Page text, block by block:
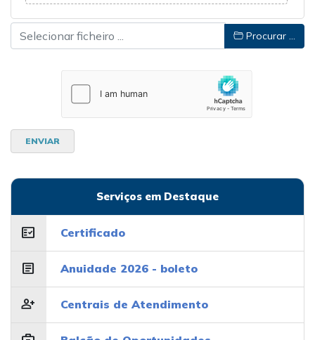
Procurar …
ENVIAR
Serviços em Destaque
fact_check Certificado
article Anuidade 2026 - boleto
person_add Centrais de Atendimento